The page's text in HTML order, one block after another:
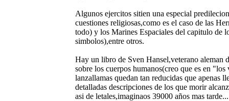
Algunos ejercitos sitien una especial
cuestiones religiosas,como es el caso de las
todo) y los Marines Espaciales del capitulo de
simbolos),entre otros.
Hay un libro de Sven Hansel,veterano aleman
sobre los cuerpos humanos(creo que es en
lanzallamas quedan tan reducidas que
detalladas descripciones de los que morir
asi de letales,imaginaos 39000 años mas tarde...